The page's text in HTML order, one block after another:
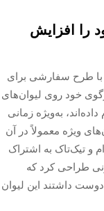
را افزایش
با طرح سفارشی برای
خود روی لیوان‌های
به‌ویژه زمانی
ویژه معمولاً در آن
و تیک‌تاک به اشتراک
طراحی کرد که
داشتند این لیوان